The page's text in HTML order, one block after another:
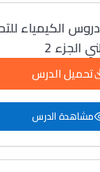
الكيمياء
الجزء 2
تحميل الدرس
مشاهدة الدرس